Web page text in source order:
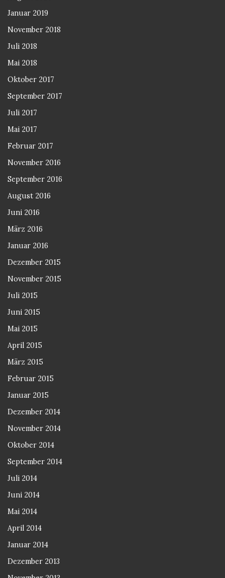
Januar 2019
November 2018
Juli 2018
Mai 2018
Oktober 2017
September 2017
Juli 2017
Mai 2017
Februar 2017
November 2016
September 2016
August 2016
Juni 2016
März 2016
Januar 2016
Dezember 2015
November 2015
Juli 2015
Juni 2015
Mai 2015
April 2015
März 2015
Februar 2015
Januar 2015
Dezember 2014
November 2014
Oktober 2014
September 2014
Juli 2014
Juni 2014
Mai 2014
April 2014
Januar 2014
Dezember 2013